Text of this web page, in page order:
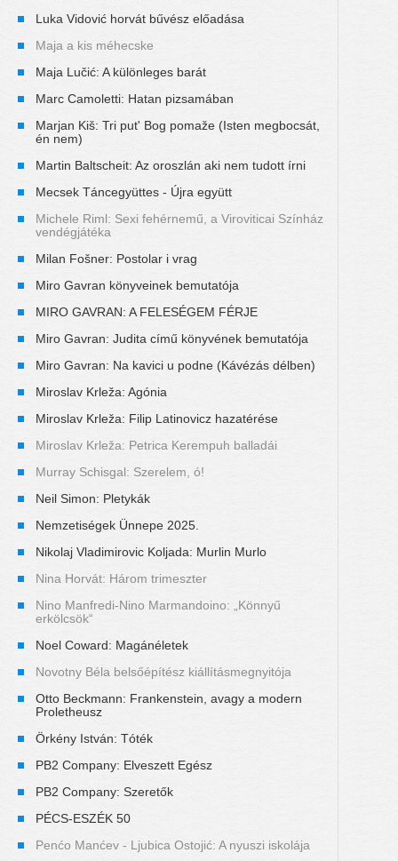
Luka Vidović horvát bűvész előadása
Maja a kis méhecske
Maja Lučić: A különleges barát
Marc Camoletti: Hatan pizsamában
Marjan Kiš: Tri put' Bog pomaže (Isten megbocsát,
én nem)
Martin Baltscheit: Az oroszlán aki nem tudott írni
Mecsek Táncegyüttes - Újra együtt
Michele Riml: Sexi fehérnemű, a Viroviticai Színház
vendégjátéka
Milan Fošner: Postolar i vrag
Miro Gavran könyveinek bemutatója
MIRO GAVRAN: A FELESÉGEM FÉRJE
Miro Gavran: Judita című könyvének bemutatója
Miro Gavran: Na kavici u podne (Kávézás délben)
Miroslav Krleža: Agónia
Miroslav Krleža: Filip Latinovicz hazatérése
Miroslav Krleža: Petrica Kerempuh balladái
Murray Schisgal: Szerelem, ó!
Neil Simon: Pletykák
Nemzetiségek Ünnepe 2025.
Nikolaj Vladimirovic Koljada: Murlin Murlo
Nina Horvát: Három trimeszter
Nino Manfredi-Nino Marmandoino: „Könnyű
erkölcsök“
Noel Coward: Magánéletek
Novotny Béla belsőépítész kiállításmegnyitója
Otto Beckmann: Frankenstein, avagy a modern
Proletheusz
Örkény István: Tóték
PB2 Company: Elveszett Egész
PB2 Company: Szeretők
PÉCS-ESZÉK 50
Penćo Manćev - Ljubica Ostojić: A nyuszi iskolája